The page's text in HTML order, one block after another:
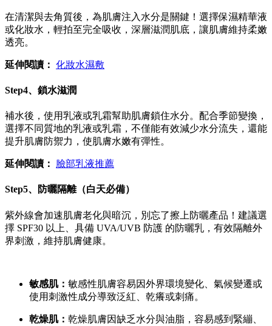
在清潔與去角質後，為肌膚注入水分是關鍵！選擇保濕精華液
或化妝水，輕拍至完全吸收，深層滋潤肌底，讓肌膚維持柔嫩
透亮。
延伸閱讀： 化妝水濕敷
Step4、鎖水滋潤
補水後，使用乳液或乳霜幫助肌膚鎖住水分。配合季節變換，
選擇不同質地的乳液或乳霜，不僅能有效減少水分流失，還能
提升肌膚防禦力，使肌膚水嫩有彈性。
延伸閱讀： 臉部乳液推薦
Step5、防曬隔離（白天必備）
紫外線會加速肌膚老化與暗沉，別忘了擦上防曬產品！建議選
擇 SPF30 以上、具備 UVA/UVB 防護 的防曬乳，有效隔離外
界刺激，維持肌膚健康。
敏感肌： 敏感性肌膚容易因外界環境變化、氣候變遷或
使用刺激性成分導致泛紅、乾癢或刺痛。
乾燥肌： 乾燥肌膚因缺乏水分與油脂，容易感到緊繃、